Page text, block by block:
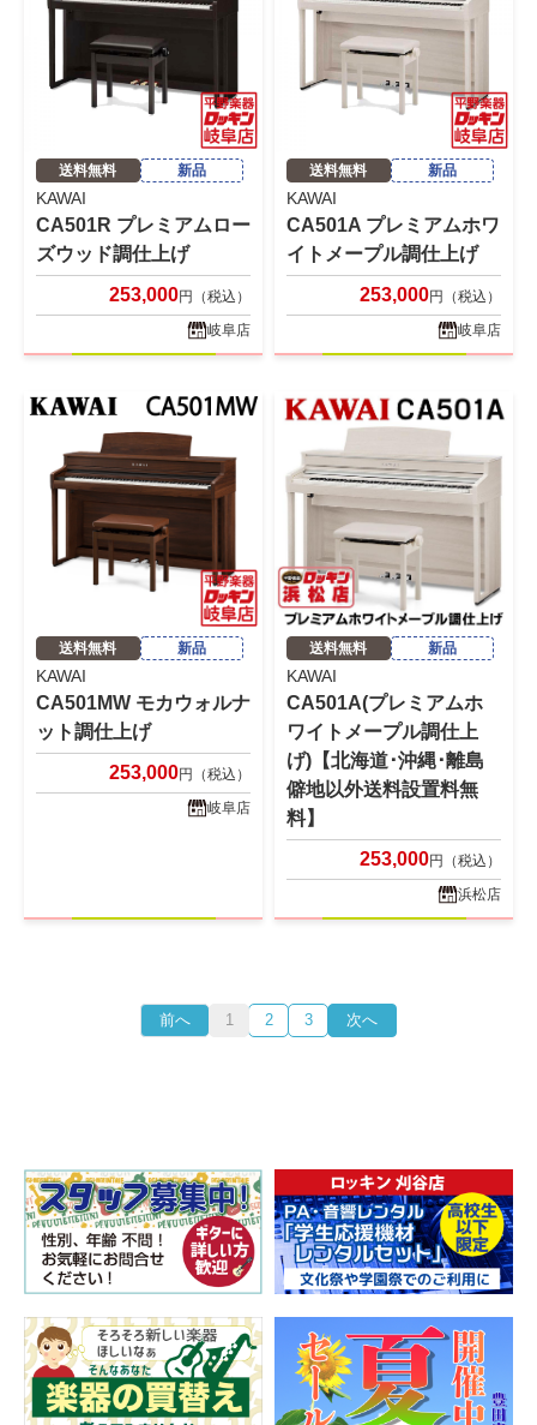
送料無料 新品
KAWAI
CA501R プレミアムロー
ズウッド調仕上げ
253,000円（税込）
岐阜店
送料無料 新品
KAWAI
CA501A プレミアムホワ
イトメープル調仕上げ
253,000円（税込）
岐阜店
送料無料 新品
KAWAI
CA501MW モカウォルナ
ット調仕上げ
253,000円（税込）
岐阜店
送料無料 新品
KAWAI
CA501A(プレミアムホ
ワイトメープル調仕上
げ)【北海道･沖縄･離島
僻地以外送料設置料無
料】
253,000円（税込）
浜松店
前へ 1 2 3 次へ